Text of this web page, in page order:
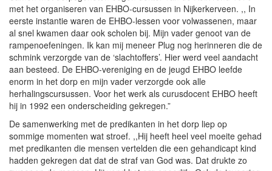
met het organiseren van EHBO-cursussen in Nijkerkerveen. ,, In
eerste instantie waren de EHBO-lessen voor volwassenen, maar
al snel kwamen daar ook scholen bij. Mijn vader genoot van de
rampenoefeningen. Ik kan mij meneer Plug nog herinneren die de
schmink verzorgde van de ‘slachtoffers’. Hier werd veel aandacht
aan besteed. De EHBO-vereniging en de jeugd EHBO leefde
enorm in het dorp en mijn vader verzorgde ook alle
herhalingscursussen. Voor het werk als curusdocent EHBO heeft
hij in 1992 een onderscheiding gekregen.”
De samenwerking met de predikanten in het dorp liep op
sommige momenten wat stroef. ,,Hij heeft heel veel moeite gehad
met predikanten die mensen vertelden die een gehandicapt kind
hadden gekregen dat dat de straf van God was. Dat drukte zo